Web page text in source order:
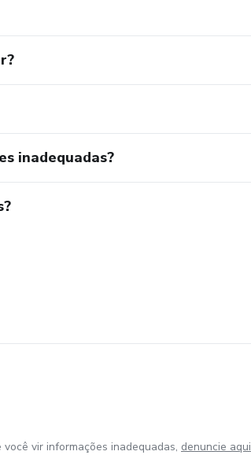
inadequadas?
vir informações inadequadas, denuncie aqui